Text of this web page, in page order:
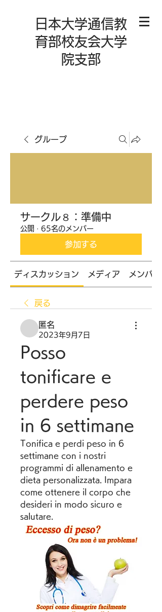
日本大学通信教
育部校友会大学
院支部
グループ
サークル８：準備中
公開 · 65名のメンバー
参加する
ディスカッション メディア メンバー
戻る
匿名
2023年9月7日
Posso
tonificare e
perdere peso
in 6 settimane
Tonifica e perdi peso in 6
settimane con i nostri
programmi di allenamento e
dieta personalizzata. Impara
come ottenere il corpo che
desideri in modo sicuro e
salutare.